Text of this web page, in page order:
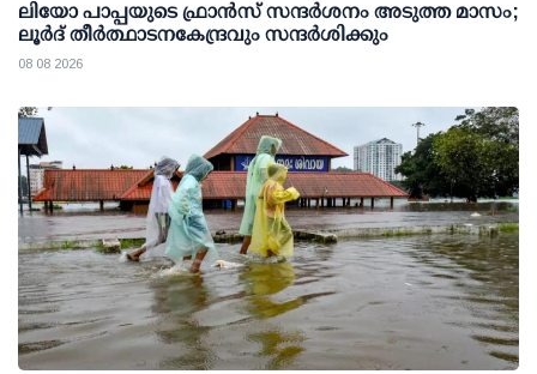
ലിയോ പാപ്പയുടെ ഫ്രാൻസ് സന്ദർശനം അടുത്ത മാസം;
ലൂർദ് തീർത്ഥാടനകേന്ദ്രവും സന്ദർശിക്കും
08 08 2026